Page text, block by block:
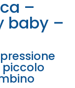
baby –
piccolo